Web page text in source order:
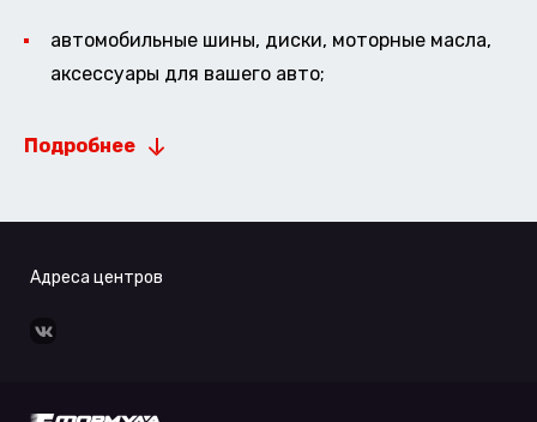
автомобильные шины, диски, моторные масла,
аксессуары для вашего авто;
Подробнее
Адреса центров